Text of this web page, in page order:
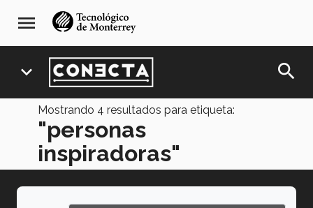
navegación
principal
menu
expand_more search
Mostrando 4 resultados para etiqueta:
"personas
inspiradoras"